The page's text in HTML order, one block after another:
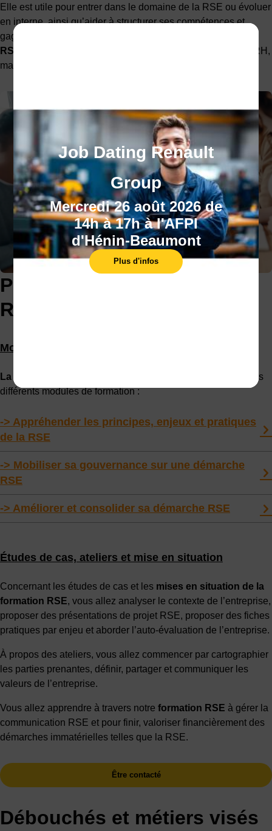
Job Dating Renault
Group
Mercredi 26 août 2026 de
14h à 17h à l'AFPI
d'Hénin-Beaumont
Plus d'infos
Elle est utile pour entrer dans le domaine de la RSE ou évoluer
en interne, ainsi qu’aider à structurer ses compétences et
gagner en crédibilité.
RSE
sont particulièrement valorisées pour les profils QSE, RH,
managers ou reconversion.
Programme de la formation
RSE
Modules clés abordés
La formation RSE
proposée à l’AFPI est dispensée à travers
différents modules de formation :
-> Appréhender les principes, enjeux et pratiques
de la RSE
-> Mobiliser sa gouvernance sur une démarche
RSE
-> Améliorer et consolider sa démarche RSE
Études de cas, ateliers et mise en situation
Concernant les études de cas et les mises en situation de la
formation RSE, vous allez analyser le contexte de l’entreprise,
proposer des présentations de projet RSE, proposer des fiches
pratiques par enjeu et aborder l’auto-évaluation de l’entreprise.
À propos des ateliers, vous allez commencer par cartographier
les parties prenantes, définir, partager et communiquer les
valeurs de l’entreprise.
Vous allez apprendre à travers notre formation RSE à gérer la
communication RSE et pour finir, valoriser financièrement des
démarches immatérielles telles que la RSE.
Être contacté
Débouchés et métiers visés